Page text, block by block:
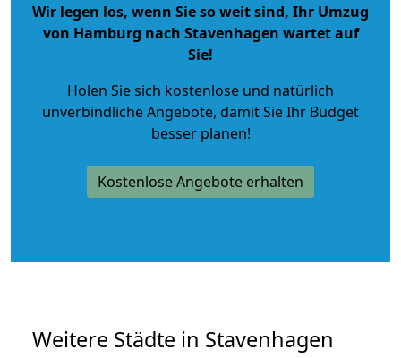
Wir legen los, wenn Sie so weit sind, Ihr Umzug
von Hamburg nach Stavenhagen wartet auf
Sie!
Holen Sie sich kostenlose und natürlich
unverbindliche Angebote, damit Sie Ihr Budget
besser planen!
Kostenlose Angebote erhalten
Weitere Städte in Stavenhagen